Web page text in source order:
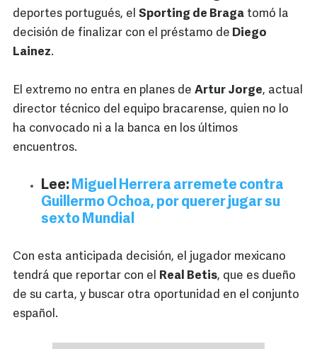
deportes portugués, el Sporting de Braga tomó la
decisión de finalizar con el préstamo de Diego
Lainez.
El extremo no entra en planes de Artur Jorge, actual
director técnico del equipo bracarense, quien no lo
ha convocado ni a la banca en los últimos
encuentros.
Lee: Miguel Herrera arremete contra
Guillermo Ochoa, por querer jugar su
sexto Mundial
Con esta anticipada decisión, el jugador mexicano
tendrá que reportar con el Real Betis, que es dueño
de su carta, y buscar otra oportunidad en el conjunto
español.